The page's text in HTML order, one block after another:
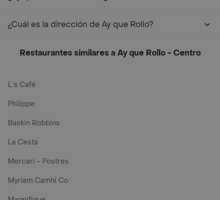
¿Cuál es la dirección de Ay que Rollo?
Restaurantes similares a Ay que Rollo - Centro
L´s Café
Philippe
Baskin Robbins
La Cesta
Mercari - Postres
Myriam Camhi Co